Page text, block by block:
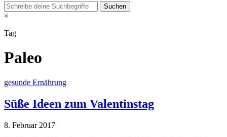
×
Tag
Paleo
gesunde Ernährung
Süße Ideen zum Valentinstag
8. Februar 2017